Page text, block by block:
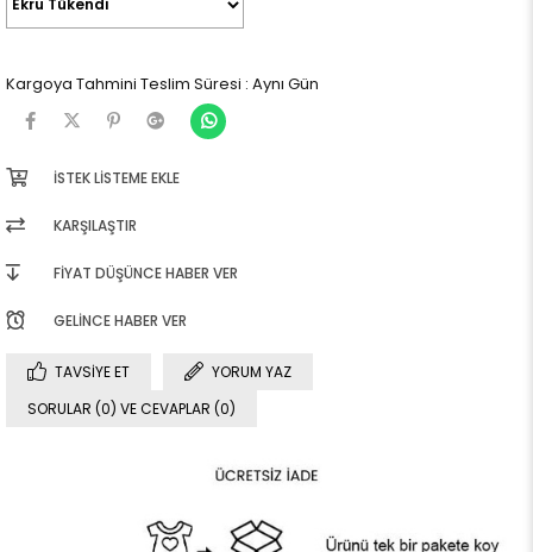
Kargoya Tahmini Teslim Süresi : Aynı Gün
İSTEK LISTEME EKLE
KARŞILAŞTIR
FIYAT DÜŞÜNCE HABER VER
GELINCE HABER VER
TAVSIYE ET
YORUM YAZ
SORULAR (0) VE CEVAPLAR (0)